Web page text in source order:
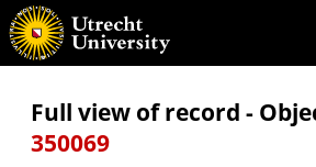
Nieuwe kaart van het departement van den Rhyn
Full view of record -
350069